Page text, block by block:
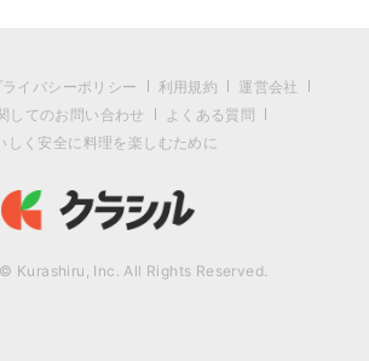
ライバシーポリシー 利用規約
運営会社
してのお問い合わせ
よくある質問
しく安全に料理を楽しむために
Kurashiru, Inc. All Rights Reserved.